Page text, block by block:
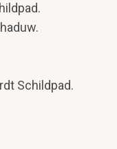
Schildpad.